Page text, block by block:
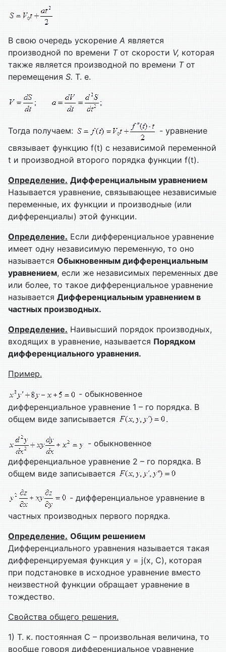
В свою очередь ускорениеA является
производной по времени Tот скорости V, которая
также является производной по времени Tот
перемещения S. Т. е.
Тогда получаем:
- уравнение
связывает функцию f(t) с независимой переменной
t и производной второго порядка функции f(t).
Определение. Дифференциальным уравнением
Называется уравнение, связывающее независимые
переменные, их функции и производные (или
дифференциалы) этой функции.
Определение. Если дифференциальное уравнение
имеет одну независимую переменную, то оно
называется Обыкновенным дифференциальным
уравнением, если же независимых переменных две
или более, то такое дифференциальное уравнение
называется Дифференциальным уравнением в
частных производных.
Определение. Наивысший порядок производных,
входящих в уравнение, называется Порядком
дифференциального уравнения.
Пример.
- обыкновенное
дифференциальное уравнение 1 – го порядка. В
общем виде записывается
.
- обыкновенное
дифференциальное уравнение 2 – го порядка. В
общем виде записывается
- дифференциальное уравнение в
частных производных первого порядка.
Определение. Общим решением
Дифференциального уравнения называется такая
дифференцируемая функция y = j(x, C), которая
при подстановке в исходное уравнение вместо
неизвестной функции обращает уравнение в
тождество.
Свойства общего решения.
1) Т. к. постоянная С – произвольная величина, то
вообще говоря дифференциальное уравнение